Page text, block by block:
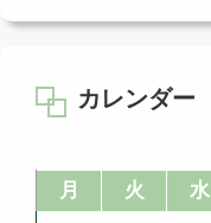
カレンダー
月
火 水